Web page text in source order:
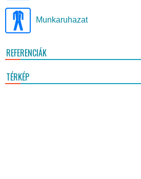
Munkaruhazat
REFERENCIÁK
TÉRKÉP